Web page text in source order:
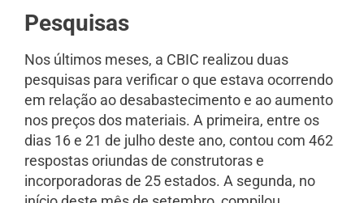
Pesquisas
Nos últimos meses, a CBIC realizou duas
pesquisas para verificar o que estava ocorrendo
em relação ao desabastecimento e ao aumento
nos preços dos materiais. A primeira, entre os
dias 16 e 21 de julho deste ano, contou com 462
respostas oriundas de construtoras e
incorporadoras de 25 estados. A segunda, no